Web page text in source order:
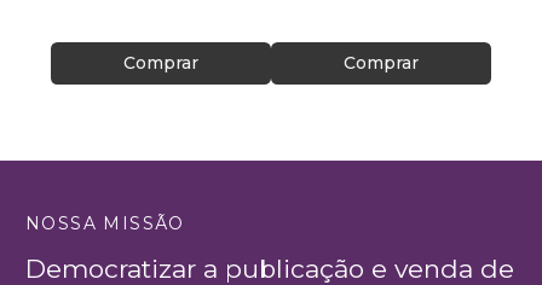
Comprar Comprar
NOSSA MISSÃO
Democratizar a publicação e venda de